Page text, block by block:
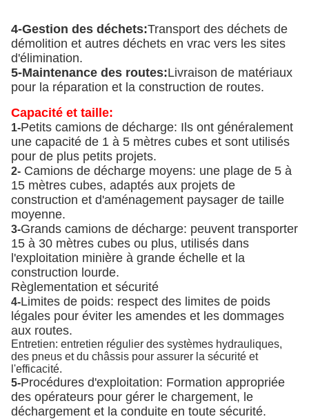
4-Gestion des déchets:Transport des déchets de
démolition et autres déchets en vrac vers les sites
d'élimination.
5-Maintenance des routes:Livraison de matériaux
pour la réparation et la construction de routes.
Capacité et taille:
1-Petits camions de décharge: Ils ont généralement
une capacité de 1 à 5 mètres cubes et sont utilisés
pour de plus petits projets.
2- Camions de décharge moyens: une plage de 5 à
15 mètres cubes, adaptés aux projets de
construction et d'aménagement paysager de taille
moyenne.
3-Grands camions de décharge: peuvent transporter
15 à 30 mètres cubes ou plus, utilisés dans
l'exploitation minière à grande échelle et la
construction lourde.
Règlementation et sécurité
4-Limites de poids: respect des limites de poids
légales pour éviter les amendes et les dommages
aux routes.
Entretien: entretien régulier des systèmes hydrauliques,
des pneus et du châssis pour assurer la sécurité et
l'efficacité.
5-Procédures d'exploitation: Formation appropriée
des opérateurs pour gérer le chargement, le
déchargement et la conduite en toute sécurité.